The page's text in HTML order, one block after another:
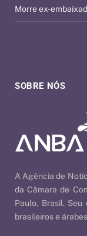
SOBRE NÓS
A Agência de
da Câmara de
Paulo, Brasil.
brasileiros e
Morre ex-